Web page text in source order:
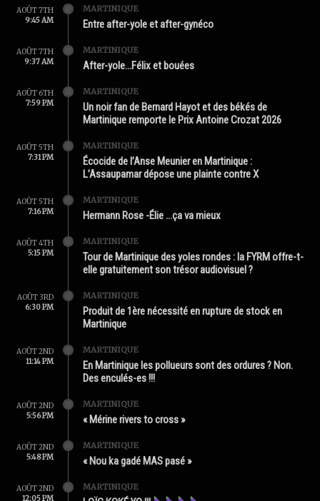
AOÛT 7TH
9:45 AM
MARTINIQUE
Entre after-yole et after-gynéco
AOÛT 7TH
9:37 AM
MARTINIQUE
After-yole…Félix et bouées
AOÛT 6TH
7:59 PM
MARTINIQUE
Un noir fan de Bernard Hayot et des békés de
Martinique remporte le Prix Antoine Crozat 2026
AOÛT 5TH
7:31 PM
MARTINIQUE
Écocide de l’Anse Meunier en Martinique :
L’Assaupamar dépose une plainte contre X
AOÛT 5TH
7:16 PM
MARTINIQUE
Hermann Rose -Élie …ça va mieux
AOÛT 4TH
5:15 PM
MARTINIQUE
Tour de Martinique des yoles rondes : la FYRM offre-t-
elle gratuitement son trésor audiovisuel ?
AOÛT 3RD
6:30 PM
MARTINIQUE
Produit de 1ère nécessité en rupture de stock en
Martinique
AOÛT 2ND
11:14 PM
MARTINIQUE
En Martinique les pollueurs sont des ordures ? Non.
Des enculés-es !!!
AOÛT 2ND
5:56 PM
MARTINIQUE
« Mérine rivers to cross »
AOÛT 2ND
5:48 PM
MARTINIQUE
« Nou ka gadé MAS pasé »
AOÛT 2ND
12:05 PM
MARTINIQUE